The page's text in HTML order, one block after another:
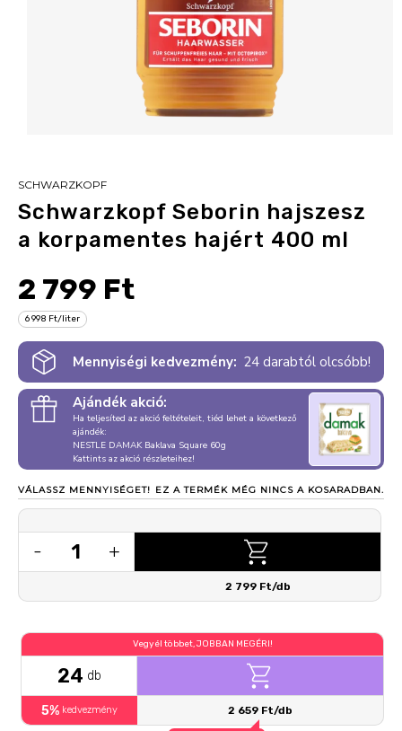
SCHWARZKOPF
Schwarzkopf Seborin hajszesz
a korpamentes hajért 400 ml
2 799 Ft
6 998 Ft/liter
Mennyiségi kedvezmény: 24 darabtól olcsóbb!
Ajándék akció:
Ha teljesíted az akció feltételeit, tiéd lehet a következő
ajándék:
NESTLE DAMAK Baklava Square 60g
Kattints az akció részleteihez!
VÁLASSZ MENNYISÉGET! EZ A TERMÉK MÉG NINCS A KOSARADBAN.
- 1 +
2 799 Ft/db
Vegyél többet, JOBBAN MEGÉRI!
24 db
5% kedvezmény 2 659 Ft/db